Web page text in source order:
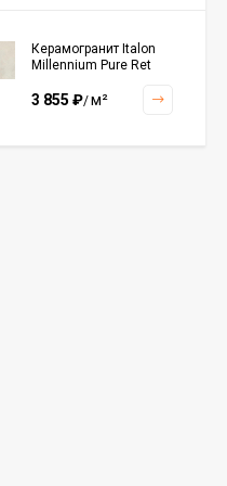
Керамогранит Italon
Millennium Pure Ret
3 855 ₽/м²